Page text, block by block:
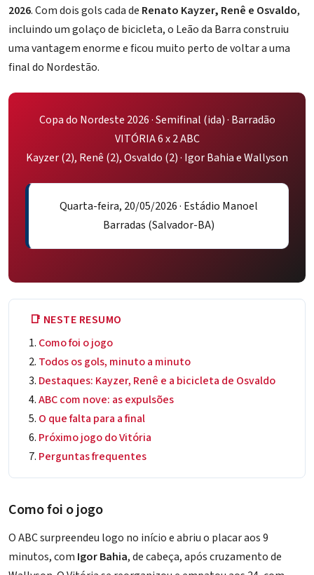
2026. Com dois gols cada de Renato Kayzer, Renê e Osvaldo,
incluindo um golaço de bicicleta, o Leão da Barra construiu
uma vantagem enorme e ficou muito perto de voltar a uma
final do Nordestão.
Copa do Nordeste 2026 · Semifinal (ida) · Barradão
VITÓRIA 6 x 2 ABC
Kayzer (2), Renê (2), Osvaldo (2) · Igor Bahia e Wallyson
Quarta-feira, 20/05/2026 · Estádio Manoel
Barradas (Salvador-BA)
📑 NESTE RESUMO
Como foi o jogo
Todos os gols, minuto a minuto
Destaques: Kayzer, Renê e a bicicleta de Osvaldo
ABC com nove: as expulsões
O que falta para a final
Próximo jogo do Vitória
Perguntas frequentes
Como foi o jogo
O ABC surpreendeu logo no início e abriu o placar aos 9
minutos, com Igor Bahia, de cabeça, após cruzamento de